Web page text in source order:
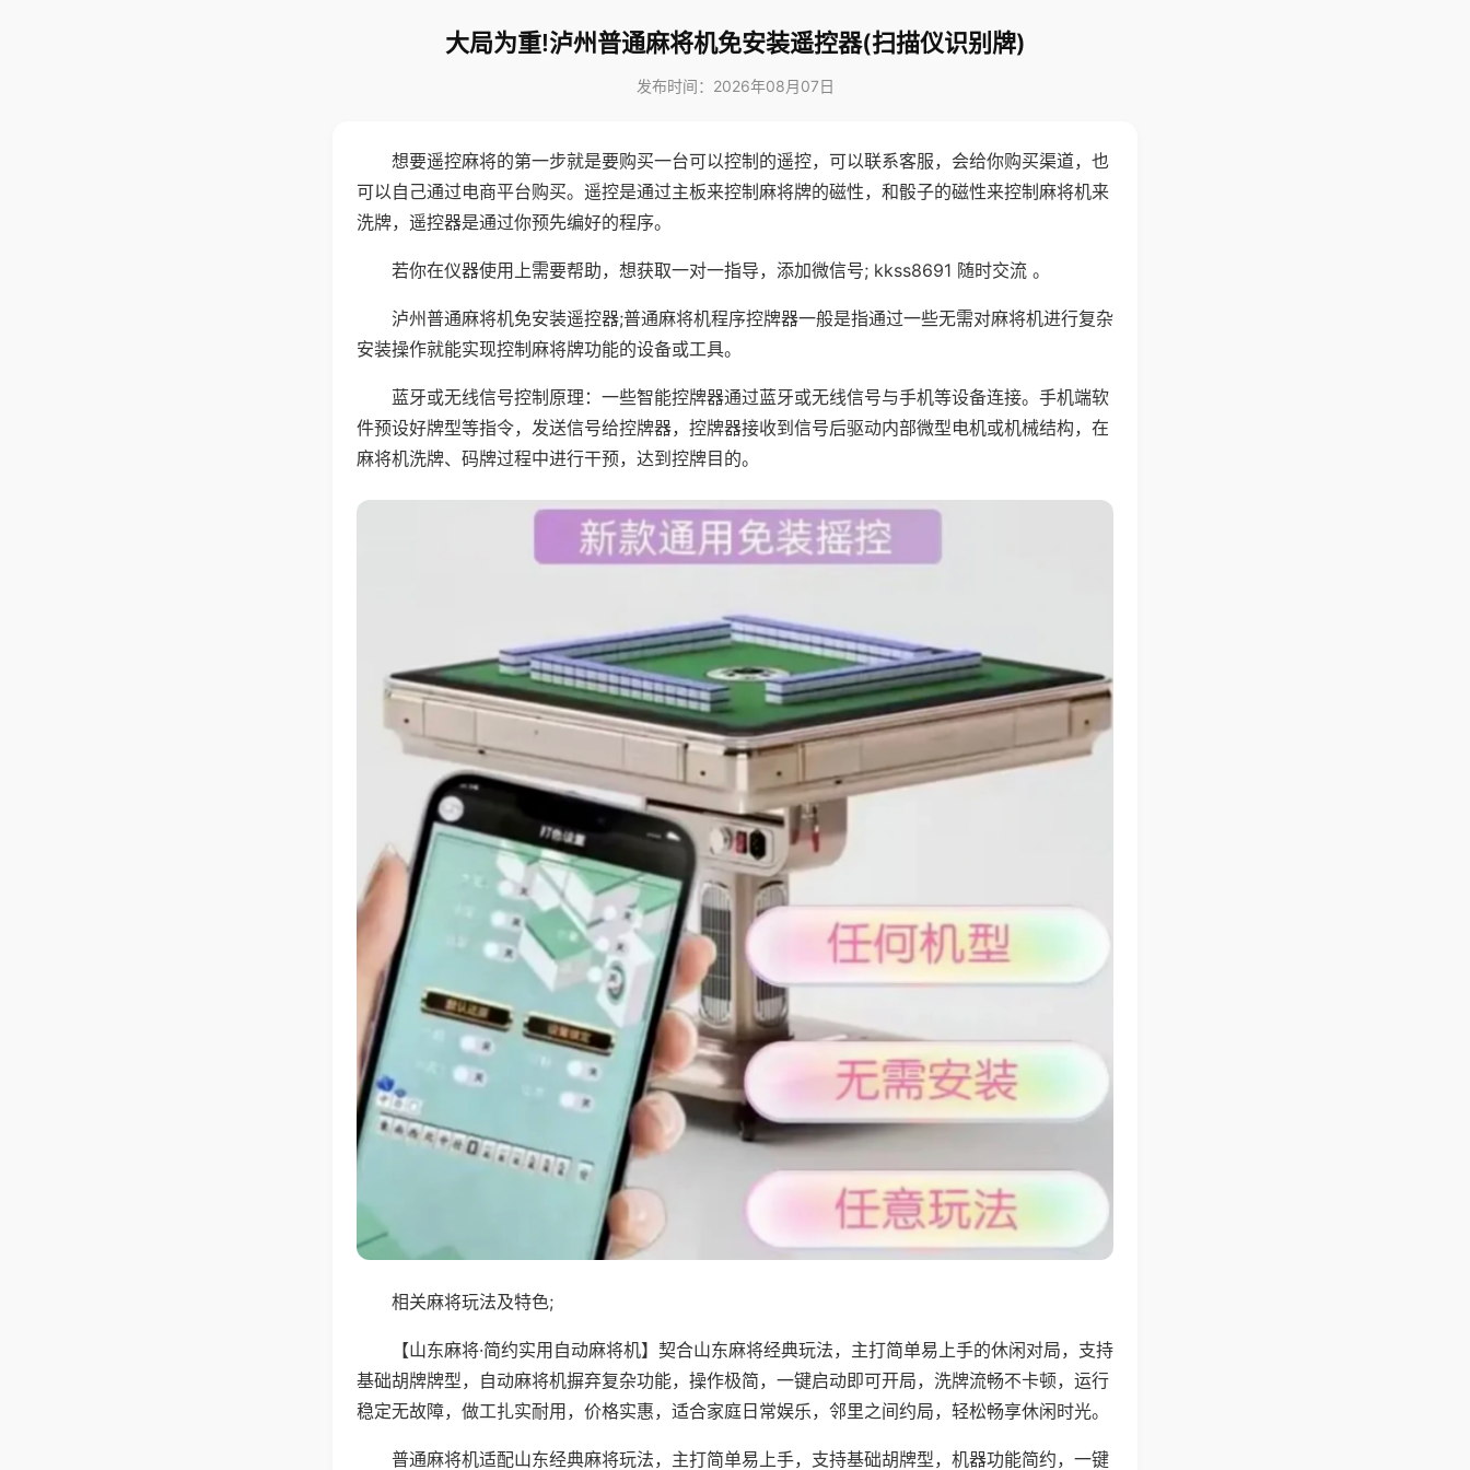
大局为重!泸州普通麻将机免安装遥控器(扫描仪识别牌)
发布时间：2026年08月07日
想要遥控麻将的第一步就是要购买一台可以控制的遥控，可以联系客服，会给你购买渠道，也
可以自己通过电商平台购买。遥控是通过主板来控制麻将牌的磁性，和骰子的磁性来控制麻将机来
洗牌，遥控器是通过你预先编好的程序。
若你在仪器使用上需要帮助，想获取一对一指导，添加微信号; kkss8691 随时交流 。
泸州普通麻将机免安装遥控器;普通麻将机程序控牌器一般是指通过一些无需对麻将机进行复杂
安装操作就能实现控制麻将牌功能的设备或工具。
蓝牙或无线信号控制原理：一些智能控牌器通过蓝牙或无线信号与手机等设备连接。手机端软
件预设好牌型等指令，发送信号给控牌器，控牌器接收到信号后驱动内部微型电机或机械结构，在
麻将机洗牌、码牌过程中进行干预，达到控牌目的。
相关麻将玩法及特色;
【山东麻将·简约实用自动麻将机】契合山东麻将经典玩法，主打简单易上手的休闲对局，支持
基础胡牌牌型，自动麻将机摒弃复杂功能，操作极简，一键启动即可开局，洗牌流畅不卡顿，运行
稳定无故障，做工扎实耐用，价格实惠，适合家庭日常娱乐，邻里之间约局，轻松畅享休闲时光。
普通麻将机适配山东经典麻将玩法，主打简单易上手，支持基础胡牌型，机器功能简约，一键